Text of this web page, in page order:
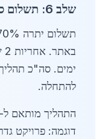
שלב 6: תשלום סופי ובקרת איכות
ימים. סה"כ תהליך: 2-4 שבועות.
להתחלה.